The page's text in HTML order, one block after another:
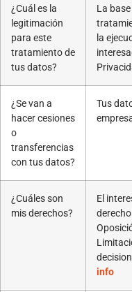
¿Cuál es la
legitimación
para este
tratamiento de
tus datos?
La
la
¿Se van a
hacer cesiones
o
transferencias
con tus datos?
Tus
¿Cuáles son
mis derechos?
El
info